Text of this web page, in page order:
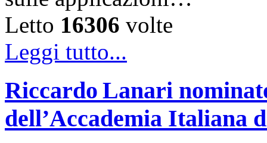
Letto 16306 volte
Leggi tutto...
Riccardo Lanari
dell’Accademia Italiana